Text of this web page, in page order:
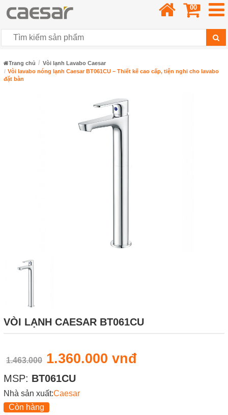
00
Trang chủ
Vòi lạnh Lavabo Caesar
Vòi lavabo nóng lạnh Caesar BT061CU – Thiết kế cao cấp, tiện nghi cho lavabo
đặt bàn
VÒI LẠNH CAESAR BT061CU
1.463.000 1.360.000 vnđ
MSP: BT061CU
Nhà sản xuất:Caesar
Còn hàng